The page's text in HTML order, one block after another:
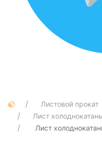
Листовой прокат
Лист
Лист